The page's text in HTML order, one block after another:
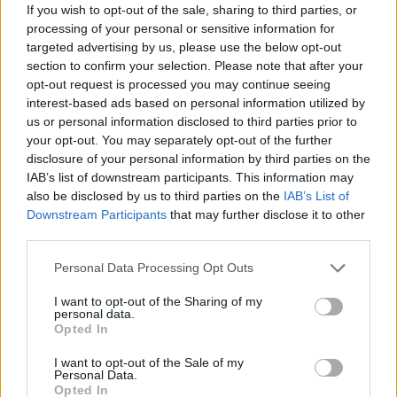
If you wish to opt-out of the sale, sharing to third parties, or
processing of your personal or sensitive information for
targeted advertising by us, please use the below opt-out
section to confirm your selection. Please note that after your
opt-out request is processed you may continue seeing
interest-based ads based on personal information utilized by
us or personal information disclosed to third parties prior to
your opt-out. You may separately opt-out of the further
disclosure of your personal information by third parties on the
IAB’s list of downstream participants. This information may
also be disclosed by us to third parties on the IAB’s List of
Downstream Participants that may further disclose it to other
Please note that this website/app uses one or more Google
not limited to your visit or usage behaviour. You may click to
grant or deny consent to Google and its third-party tags to
use your data for below specified purposes in below Google
consent section.
Personal Data Processing Opt Outs
I want to opt-out of the Sharing of my
personal data.
Opted In
I want to opt-out of the Sale of my
Personal Data.
Opted In
b
o
o
k
te
r
re
st
s
A
p
p
re
Articolo precedente
Prossimo articolo
NOTIZIE RECENTI
Incendio nella notte a Olbia, a fuoco due furgoni
Ristorante distrutto dalle fiamme a La
Maddalena, incendio a Monti d’à rena
Le previsioni meteo per il weekend a Olbia e in